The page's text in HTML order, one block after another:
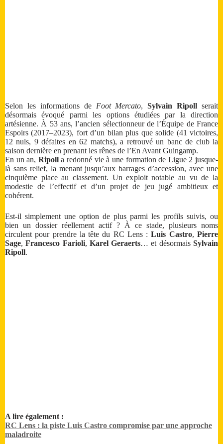
Selon les informations de Foot Mercato,Sylvain Ripoll serait
désormais évoqué parmi les options étudiées par la direction
artésienne. À 53 ans, l’ancien sélectionneur de l’Équipe de France
Espoirs (2017–2023), fort d’un bilan plus que solide (41 victoires,
12 nuls, 9 défaites en 62 matchs), a retrouvé un banc de club la
saison dernière en prenant les rênes de l’En Avant Guingamp.
En un an, Ripolla redonné vie à une formation de Ligue 2 jusque-
là sans relief, la menant jusqu’aux barrages d’accession, avec une
cinquième place au classement. Un exploit notable au vu de la
modestie de l’effectif et d’un projet de jeu jugé ambitieux et
cohérent.
Est-il simplement une option de plus parmi les profils suivis, ou
bien un dossier réellement actif ? À ce stade, plusieurs noms
circulent pour prendre la tête du RC Lens :Luis Castro,Pierre
Sage,Francesco Farioli, Karel Geraerts… et désormaisSylvain
Ripoll.
A lire également :
RC Lens : la piste Luis Castro compromise par une approche
maladroite